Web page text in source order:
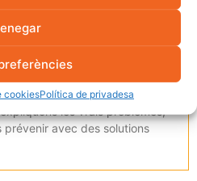
cookiesPolítica de privadesa
par le sol avec
réelles, solutions
performances ou les éventuelles
le sol à l’aide de l’énergie
les vrais problèmes,
prévenir avec des solutions